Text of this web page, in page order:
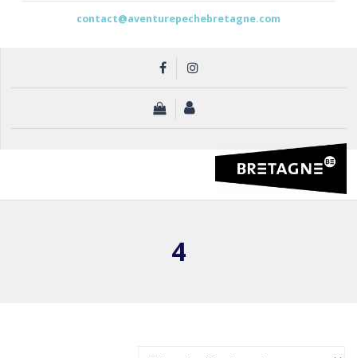
contact@aventurepechebretagne.com
4